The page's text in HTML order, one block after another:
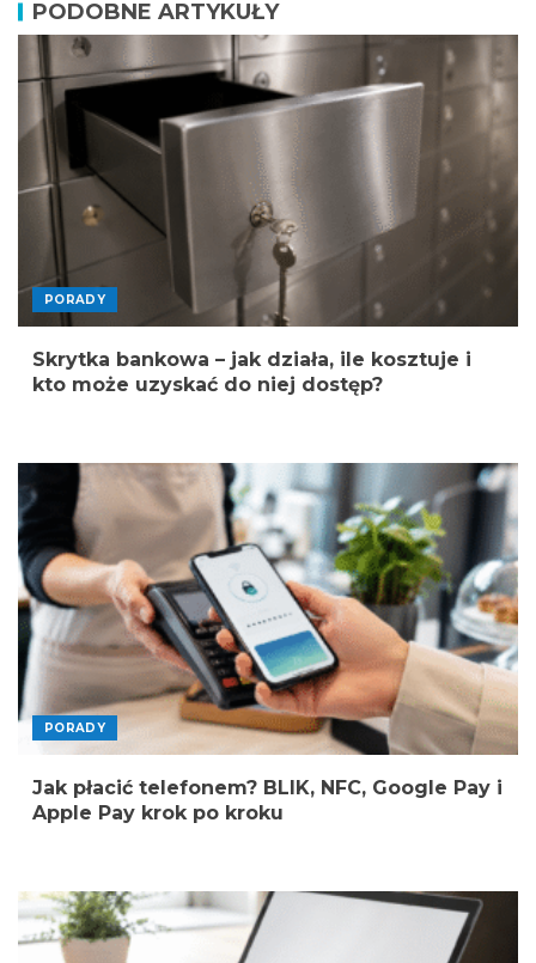
PODOBNE ARTYKUŁY
PORADY
Skrytka bankowa – jak działa, ile kosztuje i
kto może uzyskać do niej dostęp?
PORADY
Jak płacić telefonem? BLIK, NFC, Google Pay i
Apple Pay krok po kroku